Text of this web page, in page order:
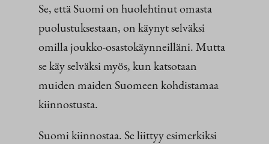
Se, että Suomi on huolehtinut omasta
puolustuksestaan, on käynyt selväksi
omilla joukko-osastokäynneilläni. Mutta
se käy selväksi myös, kun katsotaan
muiden maiden Suomeen kohdistamaa
kiinnostusta.
Suomi kiinnostaa. Se liittyy esimerkiksi